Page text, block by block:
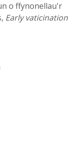
o ffynonellau'r
Early vaticination